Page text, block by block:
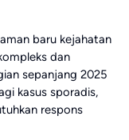
baru kejahatan
dan
sepanjang 2025
kasus sporadis,
respons